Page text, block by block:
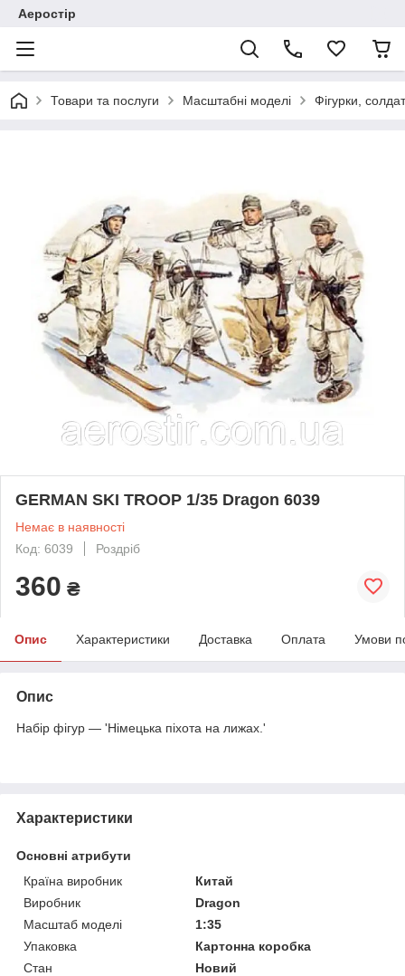
Аеростір
Товари та послуги Масштабні моделі Фігурки,
GERMAN SKI TROOP 1/35 Dragon 6039
Немає в наявності
Код: 6039
Роздріб
360 ₴
Опис Характеристики Доставка Оплата Умови
Опис
Набір фігур — 'Німецька піхота на лижах.'
Характеристики
Основні атрибути
Країна виробник
Китай
Виробник
Dragon
Масштаб моделі
1:35
Упаковка
Картонна коробка
Стан
Новий